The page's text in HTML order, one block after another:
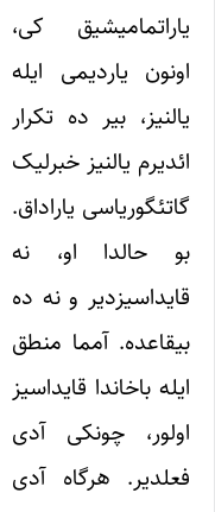
یاراتمامیشیق کی،
اونون یاردیمی ایله
یالنیز، بیر ده تکرار
ائدیرم یالنیز خبرلیک
گاتئگوریاسی یاراداق.
بو حالدا او، نه
قایداسیزدیر و نه ده
بیقاعده. آمما منطق
ایله باخاندا قایداسیز
اولور، چونکی آدی
فعلدیر. هرگاه آدی